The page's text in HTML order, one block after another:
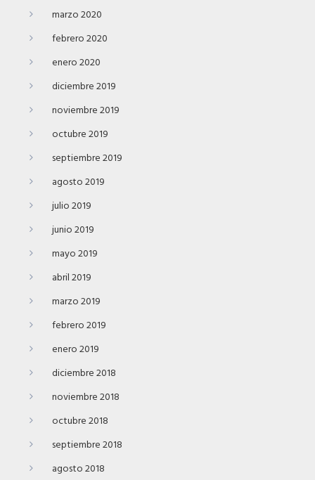
marzo 2020
febrero 2020
enero 2020
diciembre 2019
noviembre 2019
octubre 2019
septiembre 2019
agosto 2019
julio 2019
junio 2019
mayo 2019
abril 2019
marzo 2019
febrero 2019
enero 2019
diciembre 2018
noviembre 2018
octubre 2018
septiembre 2018
agosto 2018